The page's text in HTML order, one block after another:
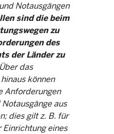
und Notausgängen
sind die beim
zu
des
der Länder zu
Über das
können
Anforderungen
aus
dies gilt z. B. für
eines